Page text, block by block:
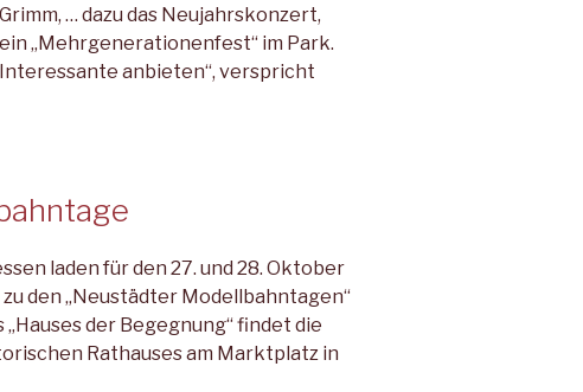
… dazu das Neujahrskonzert,
„Mehrgenerationenfest“ im Park.
anbieten“, verspricht
laden für den 27. und 28. Oktober
den „Neustädter Modellbahntagen“
der Begegnung“ findet die
Rathauses am Marktplatz in